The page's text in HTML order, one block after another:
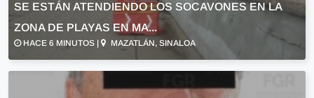
SE ESTÁN ATENDIENDO LOS SOCAVONES EN LA
ZONA DE PLAYAS EN MA...
HACE 6 MINUTOS | MAZATLÁN, SINALOA